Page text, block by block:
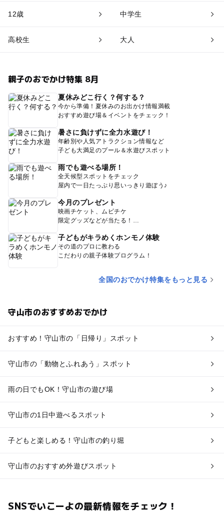
12歳 中学生
高校生 大人
親子のおでかけ特集 8月
夏休みどこ行く？何する？
今から準備！夏休みのお出かけ情報満載
おすすめ遊び場＆イベントをチェック！
暑さに負けずに全力水遊び！
年齢別や人気アトラクション情報など
子ども大満足のプール＆水遊びスポット
雨でも遊べる場所！
全天候型スポットをチェック
屋内で一日たっぷり思いっきり遊ぼう♪
今月のプレゼント
映画チケット、ムビチケ
限定グッズなどが当たる！
子どもがキラめくホンモノ体験
その道のプロに教わる
こだわりの親子体験プログラム！
全国のおでかけ特集をもっと見る
守山市のおすすめおでかけ
おすすめ！守山市の「日帰り」スポット
守山市の「動物とふれあう」スポット
雨の日でもOK！守山市の遊び場
守山市の1日中遊べるスポット
子どもと楽しめる！守山市の釣り堀
守山市のおすすめ外遊びスポット
SNSでいこーよの最新情報をチェック！